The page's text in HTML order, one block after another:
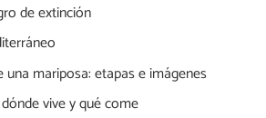
de extinción
una mariposa: etapas e imágenes
vive y qué come